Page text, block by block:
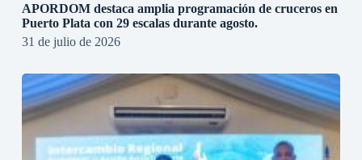
APORDOM destaca amplia programación de cruceros en
Puerto Plata con 29 escalas durante agosto.
31 de julio de 2026